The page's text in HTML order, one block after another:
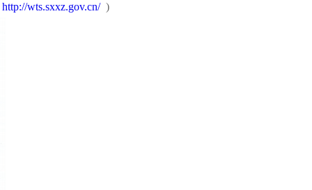
http://wts.sxxz.gov.cn/)